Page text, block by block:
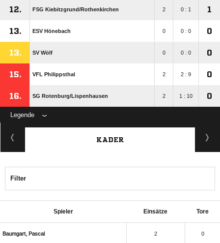
12. FSG Kiebitzgrund/​Rothenkirchen 2 0 : 1 1
13. ESV Hönebach 0 0 : 0 0
13. SV Wölf 0 0 : 0 0
15. VFL Philippsthal 2 2 : 9 0
16. SG Rotenburg/​Lispenhausen 2 1 : 10 0
Legende
KADER
Filter
Spieler Einsätze Tore
  2 0